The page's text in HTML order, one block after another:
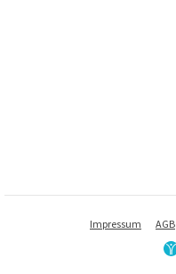
Impressum AGB